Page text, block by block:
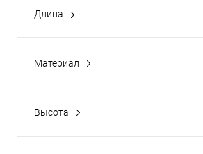
Длина
Материал
порошковым покрытием
холоднокатанная сталь с
Высота